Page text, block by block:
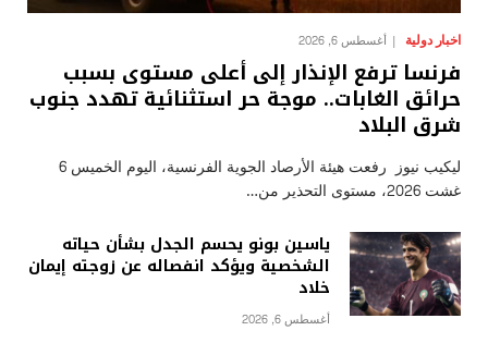
اخبار دولية أغسطس 6, 2026
فرنسا ترفع الإنذار إلى أعلى مستوى بسبب
حرائق الغابات.. موجة حر استثنائية تهدد جنوب
شرق البلاد
ليكيب نيوز رفعت هيئة الأرصاد الجوية الفرنسية، اليوم الخميس 6
غشت 2026، مستوى التحذير من…
ياسين بونو يحسم الجدل بشأن حياته
الشخصية ويؤكد انفصاله عن زوجته إيمان
خلاد
أغسطس 6, 2026